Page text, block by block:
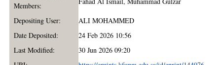
Members:
Depositing User:
ALI MOHAMMED
Date Deposited:
24 Feb 2026 10:56
Last Modified:
30 Jun 2026 09:20